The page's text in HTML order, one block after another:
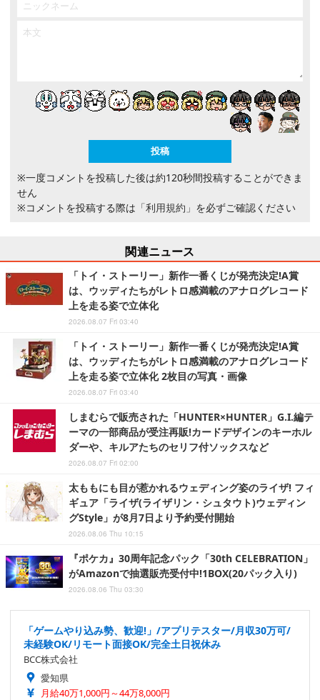
※一度コメントを投稿した後は約120秒間投稿することができま
せん
※コメントを投稿する際は 「利用規約」 を必ずご確認ください
関連ニュース
「トイ・ストーリー」新作一番くじが発売決定!A賞
は、ウッディたちがレトロ感満載のアナログレコード
上を走る姿で立体化
2026.08.07 Fri 03:40
「トイ・ストーリー」新作一番くじが発売決定!A賞
は、ウッディたちがレトロ感満載のアナログレコード
上を走る姿で立体化 2枚目の写真・画像
2026.08.07 Fri 03:40
しまむらで販売された「HUNTER×HUNTER」G.I.編テ
ーマの一部商品が受注再販!カードデザインのキーホル
ダーや、キルアたちのセリフ付ソックスなど
2026.08.07 Fri 02:00
太ももにも目が惹かれるウェディング姿のライザ! フィ
ギュア「ライザ(ライザリン・シュタウト)ウェディン
グStyle」が8月7日より予約受付開始
2026.08.06 Thu 10:15
『ポケカ』30周年記念パック「30th CELEBRATION」
がAmazonで抽選販売受付中!1BOX(20パック入り)
2026.08.06 Thu 03:30
「ゲームやり込み勢、歓迎!」/アプリテスター/月収30万可/
未経験OK/リモート面接OK/完全土日祝休み
BCC株式会社
愛知県
月給40万1,000円～44万8,000円